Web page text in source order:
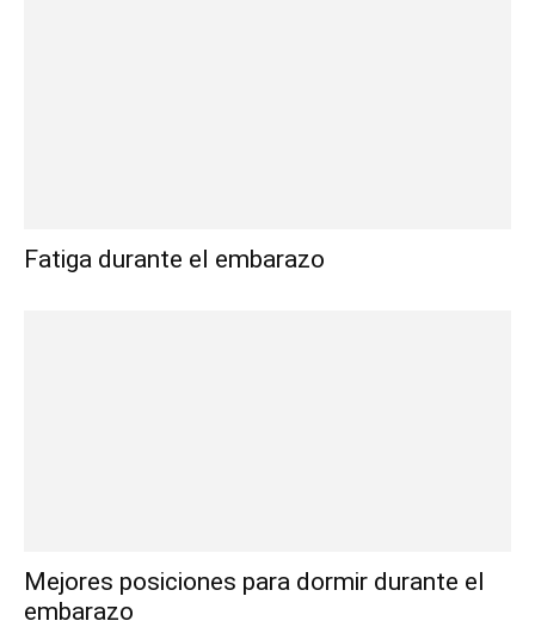
Fatiga durante el embarazo
Mejores posiciones para dormir durante el
embarazo